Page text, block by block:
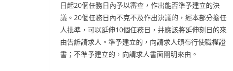
日起20個任務日內予以審查，作出能否準予建立的決
議。20個任務日內不克不及作出決議的，經本部分擔任
人批準，可以延伸10個任務日，并應該將延伸刻日的來
由告訴請求人。準予建立的，向請求人頒布行使職權證
書；不準予建立的，向請求人書面闡明來由。